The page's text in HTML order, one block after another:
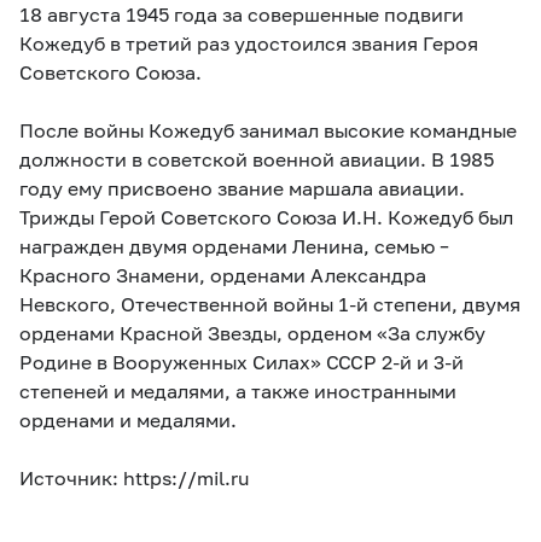
18 августа 1945 года за совершенные подвиги
Кожедуб в третий раз удостоился звания Героя
Советского Союза.
После войны Кожедуб занимал высокие командные
должности в советской военной авиации. В 1985
году ему присвоено звание маршала авиации.
Трижды Герой Советского Союза И.Н. Кожедуб был
награжден двумя орденами Ленина, семью –
Красного Знамени, орденами Александра
Невского, Отечественной войны 1-й степени, двумя
орденами Красной Звезды, орденом «За службу
Родине в Вооруженных Силах» СССР 2-й и 3-й
степеней и медалями, а также иностранными
орденами и медалями.
Источник: https://mil.ru